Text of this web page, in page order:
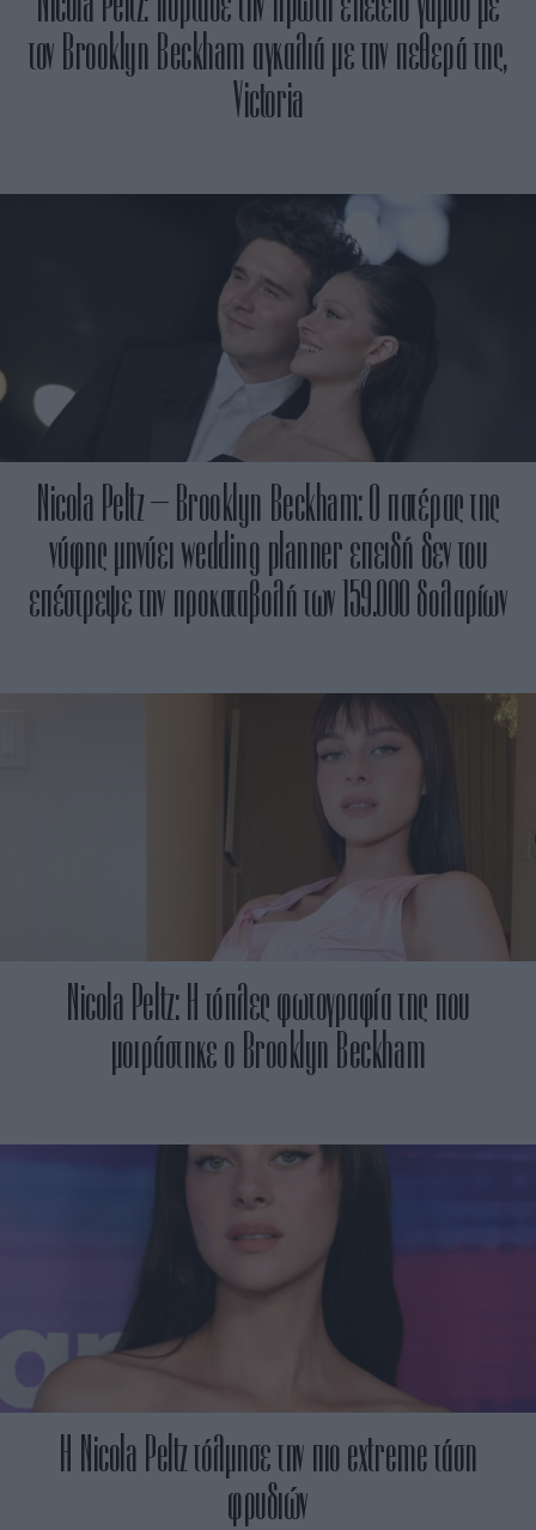
τον Brooklyn Beckham αγκαλιά με την πεθερά της,
Victoria
Nicola Peltz – Brooklyn Beckham: Ο πατέρας της
νύφης μηνύει wedding planner επειδή δεν του
επέστρεψε την προκαταβολή των 159.000 δολαρίων
Nicola Peltz: Η τόπλες φωτογραφία της που
μοιράστηκε ο Brooklyn Beckham
Η Nicola Peltz τόλμησε την πιο extreme τάση
φρυδιών